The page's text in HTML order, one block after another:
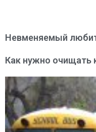
Невменяемый
Как нужно очищать